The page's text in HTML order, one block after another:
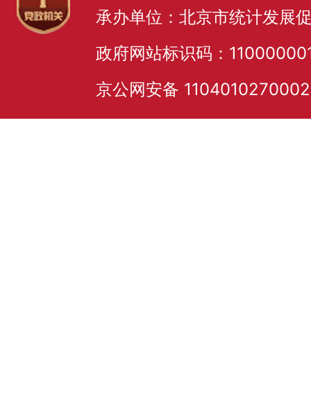
承办单位：北京市统计发展
政府网站标识码：
京公网安备